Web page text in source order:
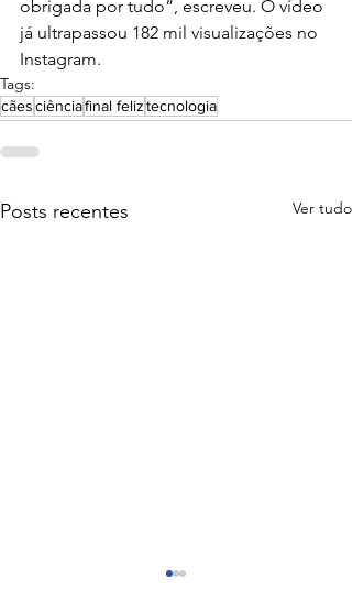
obrigada por tudo”, escreveu. O vídeo
já ultrapassou 182 mil visualizações no
Instagram.
Tags:
cãesciênciafinal feliztecnologia
Posts recentes Ver tudo